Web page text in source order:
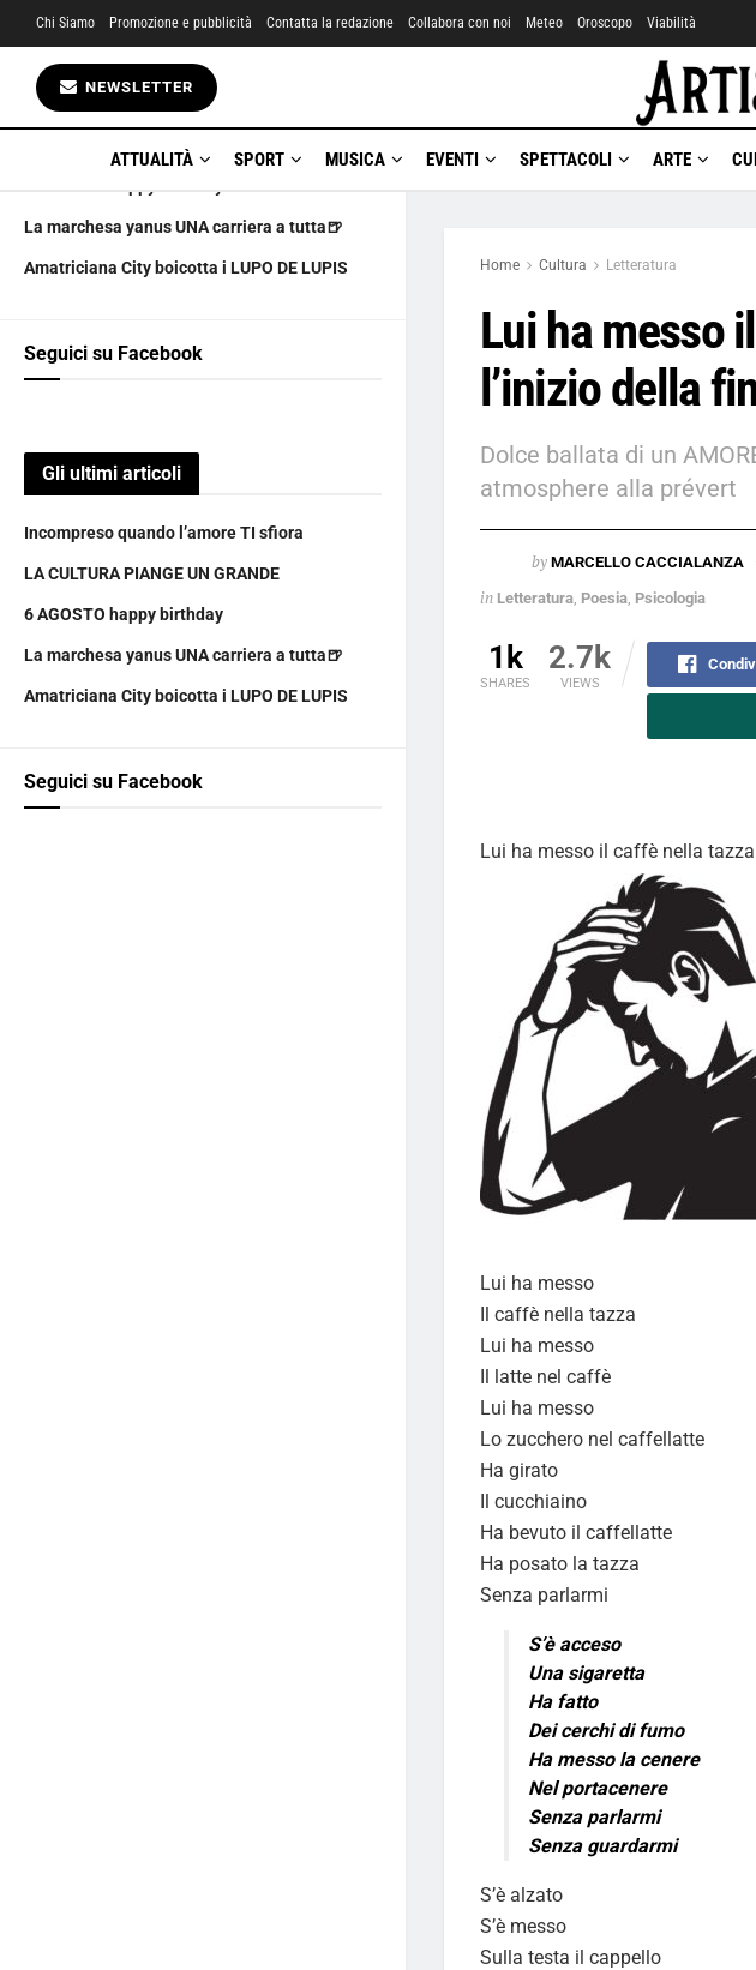
Gli ultimi articoli
Incompreso quando l’amore TI sfiora
LA CULTURA PIANGE UN GRANDE
La marchesa yanus UNA carriera a tutta🍺
Amatriciana City boicotta i LUPO DE LUPIS
Seguici su Facebook
Gli ultimi articoli
Incompreso quando l’amore TI sfiora
LA CULTURA PIANGE UN GRANDE
6 AGOSTO happy birthday
La marchesa yanus UNA carriera a tutta🍺
Amatriciana City boicotta i LUPO DE LUPIS
Seguici su Facebook
Chi Siamo Promozione e pubblicità Contatta la redazione Collabora con noi Meteo Oroscopo Viabilità
NEWSLETTER
ATTUALITÀ SPORT MUSICA EVENTI SPETTACOLI ARTE
Home Cultura Letteratura
Lui ha messo
l’inizio della
Dolce ballata di un
atmosphere alla prévert
by MARCELLO CACCIALANZA
in Letteratura Poesia Psicologia
1k
SHARES
2.7k
VIEWS
Lui ha messo il caffè nella
Lui ha messo
Il caffè nella tazza
Lui ha messo
Il latte nel caffè
Lui ha messo
Lo zucchero nel caffellatte
Ha girato
Il cucchiaino
Ha bevuto il caffellatte
Ha posato la tazza
Senza parlarmi
S’è acceso
Una sigaretta
Ha fatto
Dei cerchi di fumo
Ha messo la cenere
Nel portacenere
Senza parlarmi
Senza guardarmi
S’è alzato
S’è messo
Sulla testa il cappello